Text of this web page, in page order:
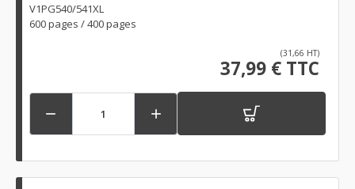
V1PG540/541XL
600 pages / 400 pages
(31,66 HT)
37,99 € TTC
 